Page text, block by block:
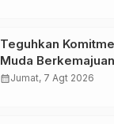
Teguhkan
Muda
Nashir Buka
calendar_monthJumat, 7 Agt 2026